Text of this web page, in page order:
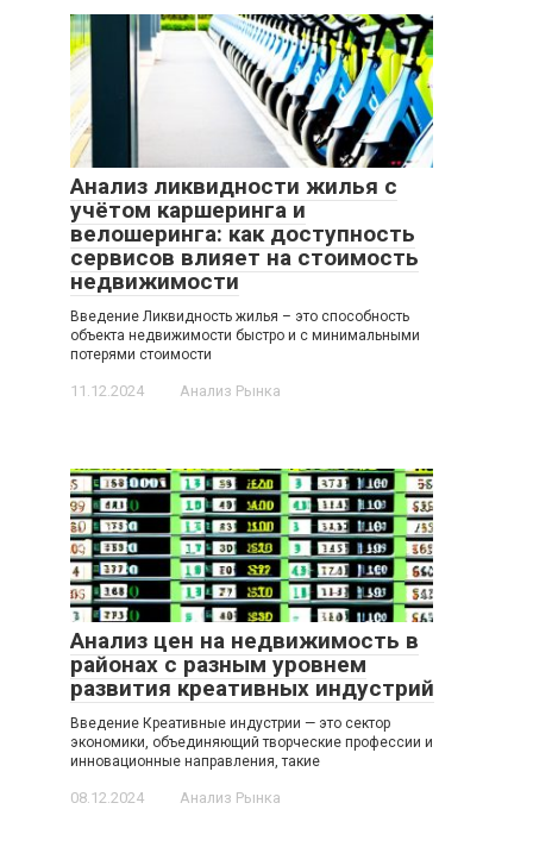
Анализ ликвидности жилья с
учётом каршеринга и
велошеринга: как доступность
сервисов влияет на стоимость
недвижимости
Введение Ликвидность жилья – это способность
объекта недвижимости быстро и с минимальными
потерями стоимости
11.12.2024 Анализ Рынка
Анализ цен на недвижимость в
районах с разным уровнем
развития креативных индустрий
Введение Креативные индустрии — это сектор
экономики, объединяющий творческие профессии и
инновационные направления, такие
08.12.2024 Анализ Рынка